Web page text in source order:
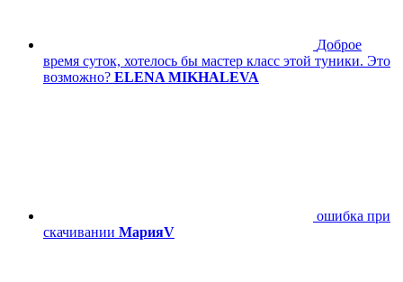
Доброе
время суток, хотелось бы мастер класс этой туники. Это
возможно? ELENA MIKHALEVA
ошибка при
скачивании МарияV